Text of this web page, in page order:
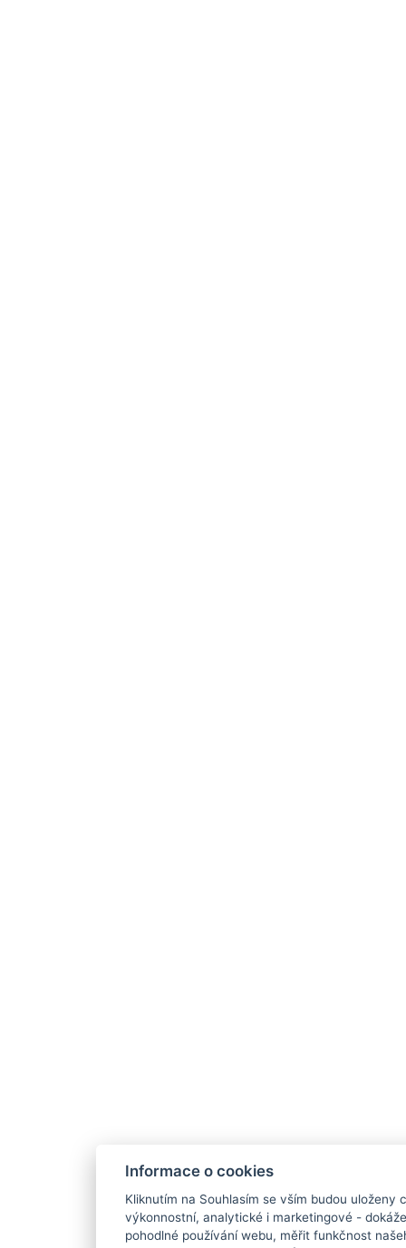
Informace o cookies
Kliknutím na Souhlasím se vším budou uloženy
výkonnostní, analytické i marketingové -
pohodlné používání webu, měřit funkčnost